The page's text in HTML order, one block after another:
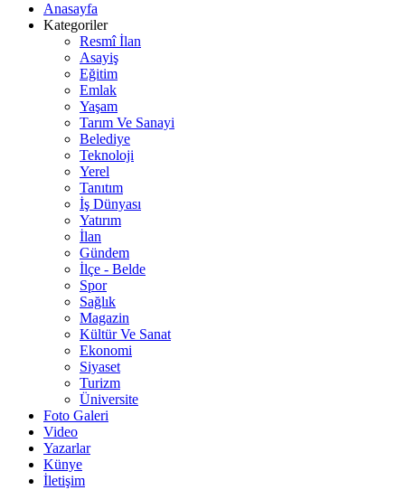
Anasayfa
Kategoriler
Resmî İlan
Asayiş
Eğitim
Emlak
Yaşam
Tarım Ve Sanayi
Belediye
Teknoloji
Yerel
Tanıtım
İş Dünyası
Yatırım
İlan
Gündem
İlçe - Belde
Spor
Sağlık
Magazin
Kültür Ve Sanat
Ekonomi
Siyaset
Turizm
Üniversite
Foto Galeri
Video
Yazarlar
Künye
İletişim